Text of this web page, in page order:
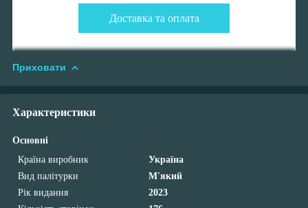
Доставка та оплата
Приховати
Характеристики
Основні
Країна виробник
Україна
Вид палітурки
М'який
Рік видання
2023